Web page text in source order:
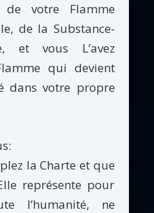
de votre Flamme
de la Substance-
et vous L’avez
qui devient
dans votre propre
la Charte et que
représente pour
l’humanité, ne